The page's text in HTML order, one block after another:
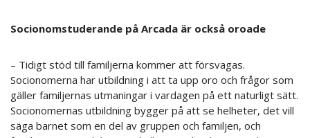
Socionomstuderande på Arcada är också oroade
– Tidigt stöd till familjerna kommer att försvagas.
Socionomerna har utbildning i att ta upp oro och frågor som
gäller familjernas utmaningar i vardagen på ett naturligt sätt.
Socionomernas utbildning bygger på att se helheter, det vill
säga barnet som en del av gruppen och familjen, och